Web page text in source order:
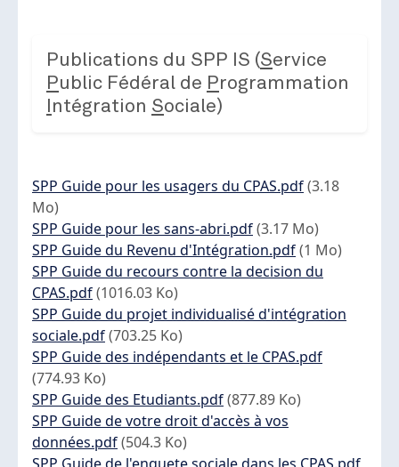
Publications du SPP IS (Service
Public Fédéral de Programmation
ntégration Sociale)
Document
SPP Guide pour les usagers du CPAS.pdf(3.18
Mo)
Document
SPP Guide pour les sans-abri.pdf(3.17 Mo)
Document
SPP Guide du Revenu d'Intégration.pdf(1 Mo)
Document
SPP Guide du recours contre la decision du
CPAS.pdf(1016.03 Ko)
Document
SPP Guide du projet individualisé d'intégration
sociale.pdf(703.25 Ko)
Document
SPP Guide des indépendants et le CPAS.pdf
(774.93 Ko)
Document
SPP Guide des Etudiants.pdf(877.89 Ko)
Document
SPP Guide de votre droit d'accès à vos
données.pdf(504.3 Ko)
Document